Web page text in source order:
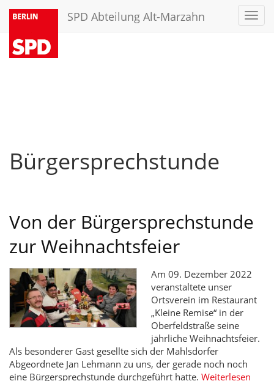
SPD Abteilung Alt-Marzahn
Bürgersprechstunde
Von der Bürgersprechstunde
zur Weihnachtsfeier
Am 09. Dezember 2022
veranstaltete unser
Ortsverein im Restaurant
„Kleine Remise“ in der
Oberfeldstraße seine
jährliche Weihnachtsfeier.
Als besonderer Gast gesellte sich der Mahlsdorfer
Abgeordnete Jan Lehmann zu uns, der gerade noch noch
eine Bürgersprechstunde durchgeführt hatte. Weiterlesen